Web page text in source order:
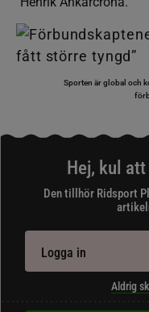
Sporten är global och
Hej, kul
Den tillhör Ridsport
Logga in
Aldrig